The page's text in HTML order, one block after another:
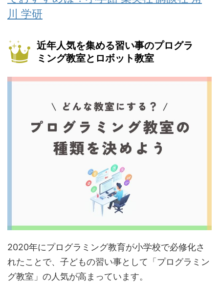
川 学研
近年人気を集める習い事のプログラ
ミング教室とロボット教室
2020年にプログラミング教育が小学校で必修化さ
れたことで、子どもの習い事として「プログラミン
グ教室」の人気が高まっています。